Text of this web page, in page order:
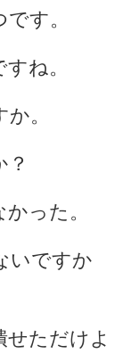
す。
ね。
。
った。
いですか
ただけよ